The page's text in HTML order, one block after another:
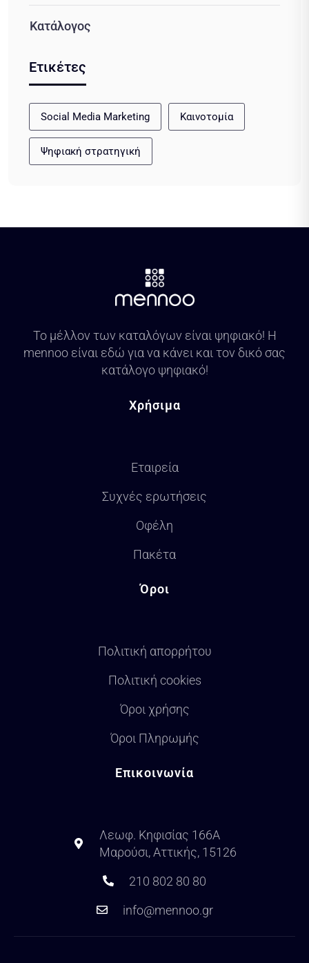
Κατάλογος
Ετικέτες
Social Media Marketing Καινοτομία
Ψηφιακή στρατηγική
Το μέλλον των καταλόγων είναι ψηφιακό! Η
mennoo είναι εδώ για να κάνει και τον δικό σας
κατάλογο ψηφιακό!
Χρήσιμα
Εταιρεία
Συχνές ερωτήσεις
Οφέλη
Πακέτα
Όροι
Πολιτική απορρήτου
Πολιτική cookies
Όροι χρήσης
Όροι Πληρωμής
Επικοινωνία
Λεωφ. Κηφισίας 166Α
Μαρούσι, Αττικής, 15126
210 802 80 80
info@mennoo.gr